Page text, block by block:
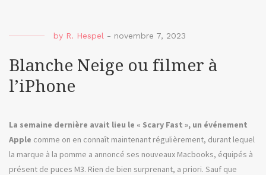
by R. Hespel - novembre 7, 2023
Blanche Neige ou filmer à
l’iPhone
La semaine dernière avait lieu le « Scary Fast », un événement
Apple comme on en connaît maintenant régulièrement, durant lequel
la marque à la pomme a annoncé ses nouveaux Macbooks, équipés à
présent de puces M3. Rien de bien surprenant, a priori. Sauf que